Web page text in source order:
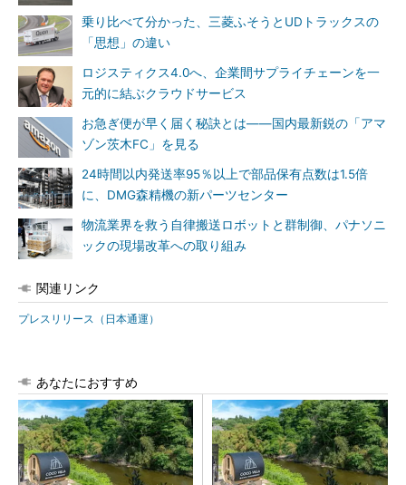
乗り比べて分かった、三菱ふそうとUDトラックスの
「思想」の違い
ロジスティクス4.0へ、企業間サプライチェーンを一
元的に結ぶクラウドサービス
お急ぎ便が早く届く秘訣とは――国内最新鋭の「アマ
ゾン茨木FC」を見る
24時間以内発送率95％以上で部品保有点数は1.5倍
に、DMG森精機の新パーツセンター
物流業界を救う自律搬送ロボットと群制御、パナソニ
ックの現場改革への取り組み
関連リンク
プレスリリース（日本通運）
あなたにおすすめ